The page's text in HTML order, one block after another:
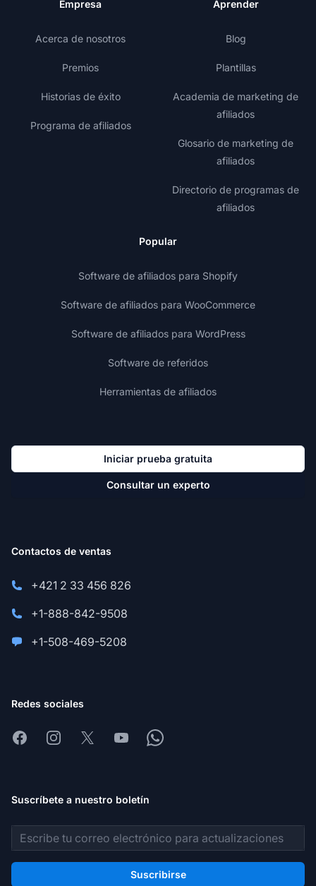
Empresa
Acerca de nosotros
Premios
Historias de éxito
Programa de afiliados
Aprender
Blog
Plantillas
Academia de marketing de
afiliados
Glosario de marketing de
afiliados
Directorio de programas de
afiliados
Popular
Software de afiliados para Shopify
Software de afiliados para WooCommerce
Software de afiliados para WordPress
Software de referidos
Herramientas de afiliados
Iniciar prueba gratuita
Consultar un experto
Contactos de ventas
+421 2 33 456 826
+1-888-842-9508
+1-508-469-5208
Redes sociales
FacebookInstagram
X YoutubeWhatsapp
Suscríbete a nuestro boletín
Dirección de correo electrónico
Suscribirse